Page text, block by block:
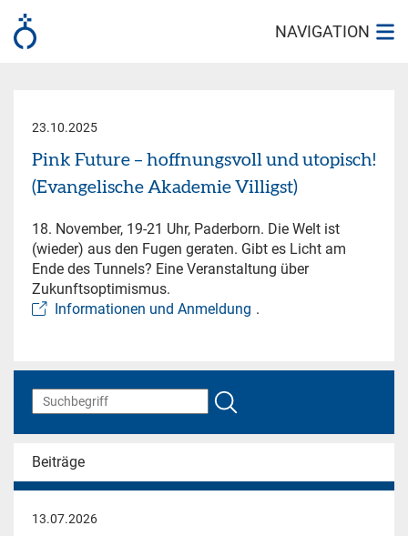
NAVIGATION
23.10.2025
Pink Future – hoffnungsvoll und utopisch!
(Evangelische Akademie Villigst)
18. November, 19-21 Uhr, Paderborn. Die Welt ist
(wieder) aus den Fugen geraten. Gibt es Licht am
Ende des Tunnels? Eine Veranstaltung über
Zukunftsoptimismus.
Informationen und Anmeldung .
Beiträge
13.07.2026